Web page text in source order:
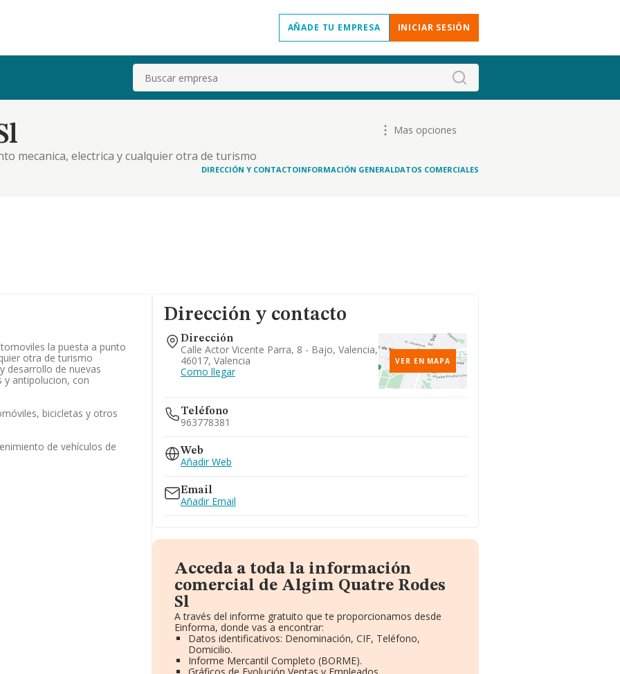
AÑADE TU EMPRESA INICIAR SESIÓN
Buscar
mecanica, electrica y cualquier otra de turismo
mecanoelectricas y antipolucion, con
Mas opciones
DIRECCIÓN Y CONTACTOINFORMACIÓN GENERALDATOS COMERCIALES
la puesta a punto
otra de turismo
desarrollo de nuevas
y antipolucion, con
bicicletas y otros
de vehículos de
Dirección y contacto
Dirección
Calle Actor Vicente Parra, 8 - Bajo, Valencia,
46017, Valencia
Como llegar
VER EN MAPA
Teléfono
963778381
Web
Añadir Web
Email
Añadir Email
Acceda a toda la información
comercial de Algim Quatre Rodes
Sl
A través del informe gratuito que te proporcionamos desde
Einforma, donde vas a encontrar:
Datos identificativos: Denominación, CIF, Teléfono,
Domicilio.
Informe Mercantil Completo (BORME).